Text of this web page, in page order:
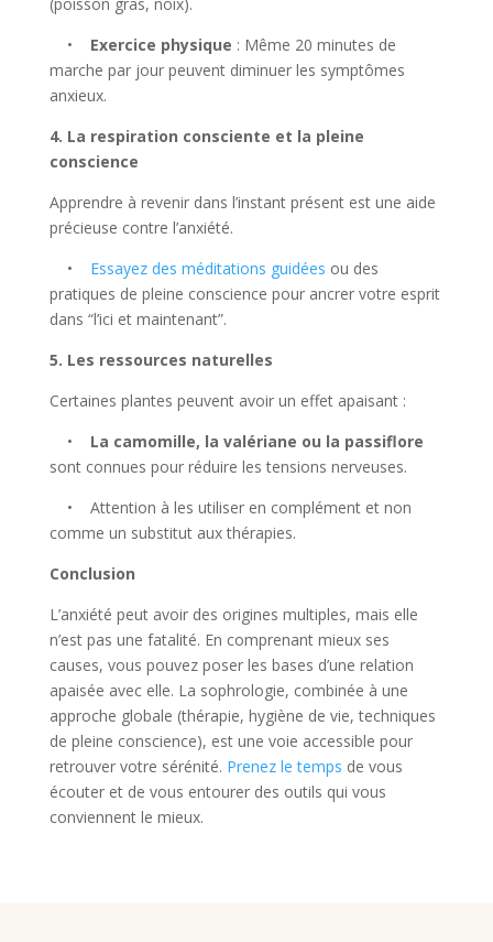
• Exercice physique : Même 20 minutes de
marche par jour peuvent diminuer les symptômes
anxieux.
4. La respiration consciente et la pleine
conscience
Apprendre à revenir dans l’instant présent est une aide
précieuse contre l’anxiété.
• Essayez des méditations guidées ou des
pratiques de pleine conscience pour ancrer votre esprit
dans “l’ici et maintenant”.
5. Les ressources naturelles
Certaines plantes peuvent avoir un effet apaisant :
• La camomille, la valériane ou la passiflore
sont connues pour réduire les tensions nerveuses.
• Attention à les utiliser en complément et non
comme un substitut aux thérapies.
Conclusion
L’anxiété peut avoir des origines multiples, mais elle
n’est pas une fatalité. En comprenant mieux ses
causes, vous pouvez poser les bases d’une relation
apaisée avec elle. La sophrologie, combinée à une
approche globale (thérapie, hygiène de vie, techniques
de pleine conscience), est une voie accessible pour
retrouver votre sérénité. Prenez le temps de vous
écouter et de vous entourer des outils qui vous
conviennent le mieux.